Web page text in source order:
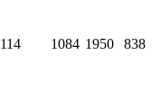
114 1084 1950 838